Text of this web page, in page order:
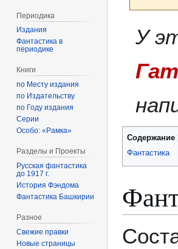
У
Содержание
Фантастика
Периодика
Издания
Фантастика в
периодике
Книги
по Месту издания
по Издательству
по Году издания
Серии
Особо: «Рамка»
Разделы и Проекты
Русская фантастика
до 1917 г.
История Фэндома
Фантастика Башкирии
Разное
Свежие правки
Новые страницы